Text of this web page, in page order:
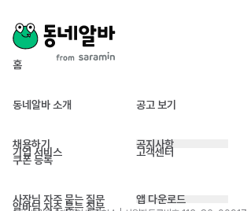
홈
동네알바 소개 공고 보기
채용하기
기업 서비스
쿠폰 등록
공지사항
고객센터
사장님 자주 묻는 질문
알바님 자주 묻는 질문
앱 다운로드